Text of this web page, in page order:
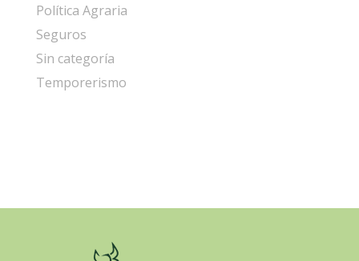
Política Agraria
Seguros
Sin categoría
Temporerismo